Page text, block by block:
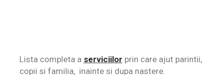
Lista completa a serviciilor prin care ajut parintii,
copii si familia, inainte si dupa nastere.